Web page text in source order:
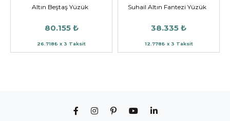
Altın Beştaş Yüzük
80.155 ₺
26.718₺ x 3 Taksit
Suhail Altın Fantezi Yüzük
38.335 ₺
12.778₺ x 3 Taksit